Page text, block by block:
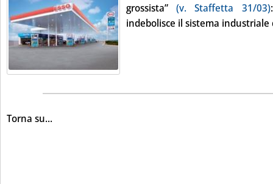
grossista”(v. Staffetta 31/03)
indebolisce il sistema industriale
Torna su...